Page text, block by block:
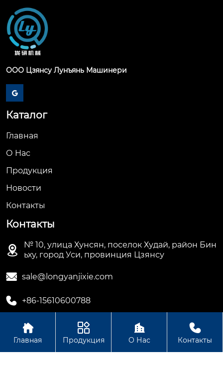
ООО Цзянсу Лунъянь Машинери

Каталог
Главная
О Hас
Продукция
Новости
Контакты
Контакты

№ 10, улица Хунсян, поселок Худай, район Бин
ьху, город Уси, провинция Цзянсу
 sale@longyanjixie.com
 +86-15610600788
Авторское право©ООО Цзянсу Лунъянь Машинери

Главная

Продукция

О Нас

Контакты